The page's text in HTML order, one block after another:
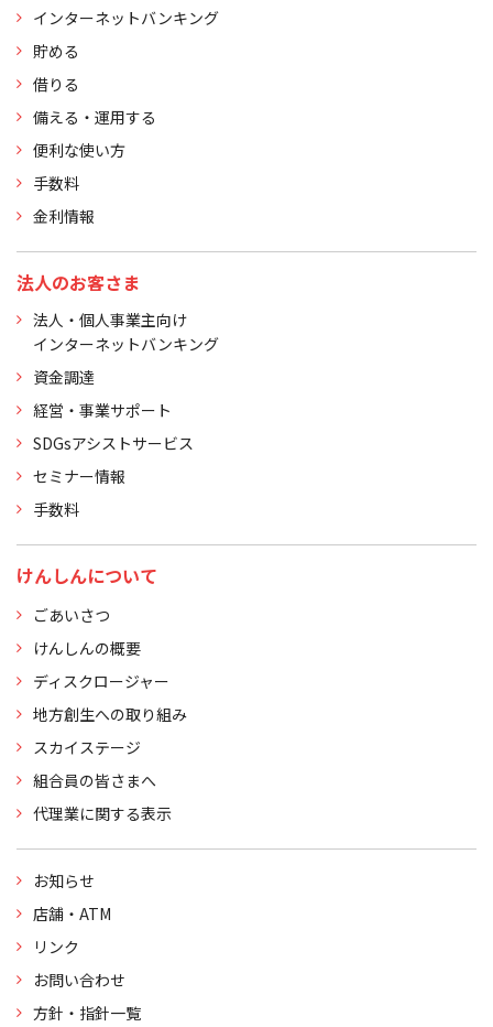
インターネットバンキング
貯める
借りる
備える・運用する
便利な使い方
手数料
金利情報
法人のお客さま
法人・個人事業主向け
インターネットバンキング
資金調達
経営・事業サポート
SDGsアシストサービス
セミナー情報
手数料
けんしんについて
ごあいさつ
けんしんの概要
ディスクロージャー
地方創生への取り組み
スカイステージ
組合員の皆さまへ
代理業に関する表示
お知らせ
店舗・ATM
リンク
お問い合わせ
方針・指針一覧